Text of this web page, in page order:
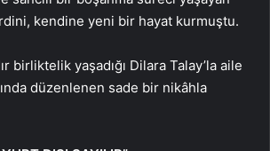
kendine yeni bir hayat kurmuştu.
birliktelik yaşadığı Dilara Talay’la aile
düzenlenen sade bir nikâhla